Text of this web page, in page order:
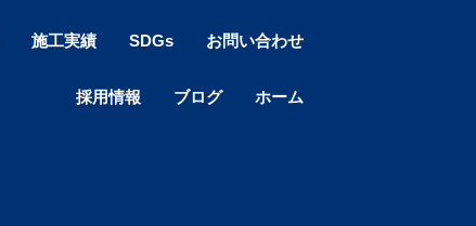
お問い合わせ
SDGs
施工実績
ホーム
ブログ
採用情報